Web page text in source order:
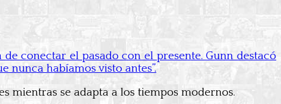
conectar el pasado con el presente. Gunn destacó
nunca habíamos visto antes”.
mientras se adapta a los tiempos modernos.